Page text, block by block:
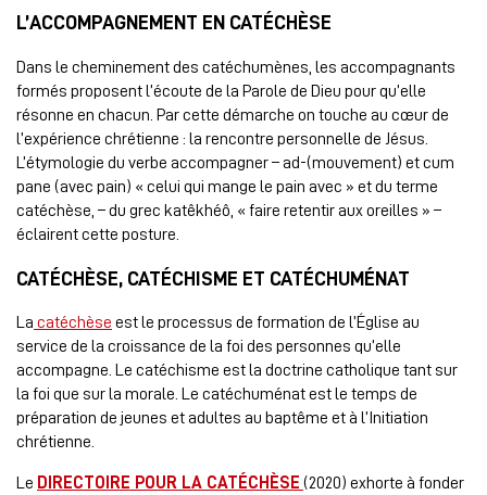
L’ACCOMPAGNEMENT EN CATÉCHÈSE
Dans le cheminement des catéchumènes, les accompagnants
formés proposent l’écoute de la Parole de Dieu pour qu’elle
résonne en chacun. Par cette démarche on touche au cœur de
l’expérience chrétienne : la rencontre personnelle de Jésus.
L’étymologie du verbe accompagner – ad-(mouvement) et cum
pane (avec pain) « celui qui mange le pain avec » et du terme
catéchèse, – du grec katêkhéô, « faire retentir aux oreilles » –
éclairent cette posture.
CATÉCHÈSE, CATÉCHISME ET CATÉCHUMÉNAT
La catéchèse est le processus de formation de l’Église au
service de la croissance de la foi des personnes qu’elle
accompagne. Le catéchisme est la doctrine catholique tant sur
la foi que sur la morale. Le catéchuménat est le temps de
préparation de jeunes et adultes au baptême et à l’Initiation
chrétienne.
Le DIRECTOIRE POUR LA CATÉCHÈSE (2020) exhorte à fonder